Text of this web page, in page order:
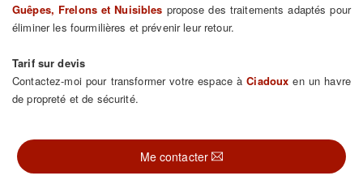
Guêpes, Frelons et Nuisibles propose des traitements adaptés pour
éliminer les fourmilières et prévenir leur retour.
Tarif sur devis
Contactez-moi pour transformer votre espace àCiadoux en un havre
de propreté et de sécurité.
Me contacter